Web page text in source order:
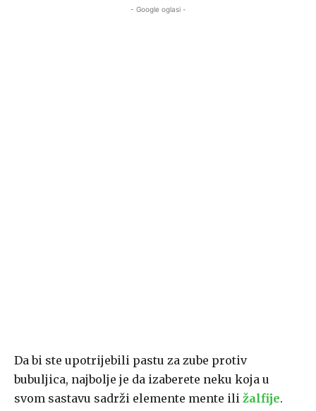
- Google oglasi -
Da bi ste upotrijebili pastu za zube protiv
bubuljica, najbolje je da izaberete neku koja u
svom sastavu sadrži elemente mente ili žalfije.